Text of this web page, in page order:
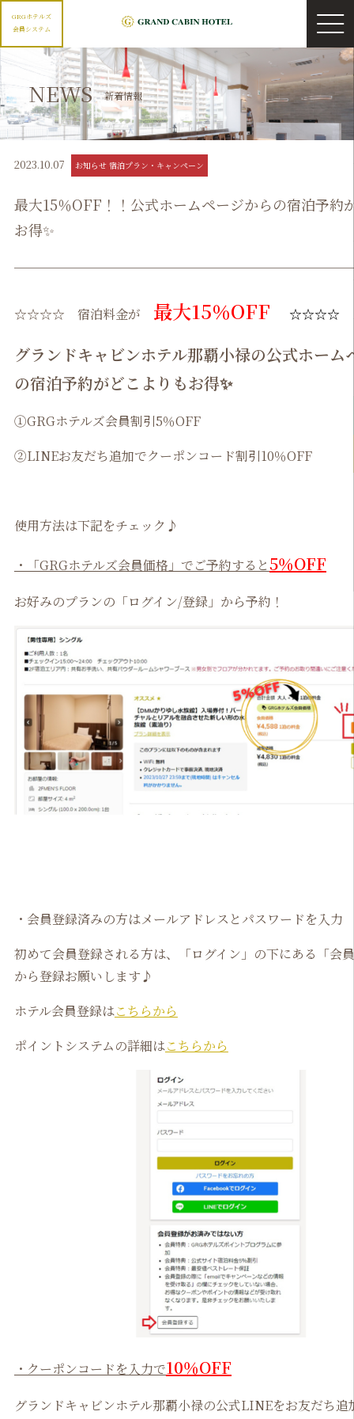
GRGホテルズ
会員システム
NEWS 新着情報
2023.10.07 お知らせ 宿泊プラン・キャンペーン
最大15％OFF！！公式ホームページからの宿泊予約
お得✨
☆☆☆☆ 宿泊料金が 最大15％OFF ☆☆☆☆
グランドキャビンホテル那覇小禄の公式ホーム
の宿泊予約がどこよりもお得✨
①GRGホテルズ会員割引5％OFF
②LINEお友だち追加でクーポンコード割引10％OFF
使用方法は下記をチェック♪
・「GRGホテルズ会員価格」でご予約すると5％OFF
お好みのプランの「ログイン/登録」から予約！
・会員登録済みの方はメールアドレスとパスワードを入力
初めて会員登録される方は、「ログイン」の下にある「会
から登録お願いします♪
ホテル会員登録はこちらから
ポイントシステムの詳細はこちらから
・クーポンコードを入力で10％OFF
グランドキャビンホテル那覇小禄の公式LINEをお友だち追